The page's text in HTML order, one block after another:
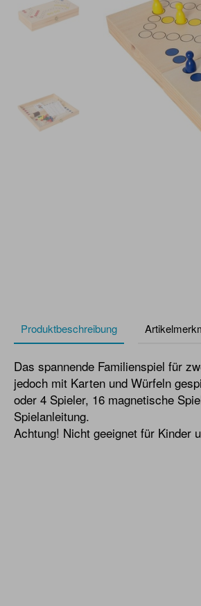
Produktbeschreibung
Das spannende Familienspiel für
jedoch mit Karten und Würfeln
oder 4 Spieler, 16 magnetische
Spielanleitung.
Achtung! Nicht geeignet für Kinder